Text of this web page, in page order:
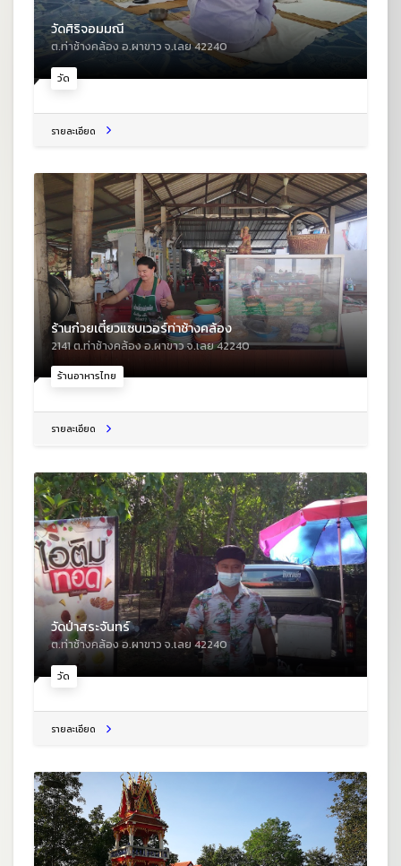
วัด
วัดศิริจอมมณี
ต.ท่าช้างคล้อง อ.ผาขาว จ.เลย 42240
รายละเอียด
ร้านอาหารไทย
ร้านก๋วยเตี๋ยวแซบเวอร์ท่าช้างคล้อง
2141 ต.ท่าช้างคล้อง อ.ผาขาว จ.เลย 42240
รายละเอียด
วัด
วัดป่าสระจันทร์
ต.ท่าช้างคล้อง อ.ผาขาว จ.เลย 42240
รายละเอียด